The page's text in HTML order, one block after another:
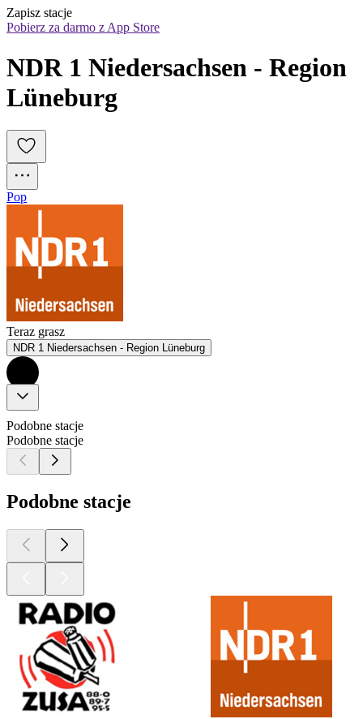
Zapisz stacje
Pobierz za darmo z App Store
NDR 1 Niedersachsen - Region
Lüneburg
Pop
Teraz grasz
NDR 1 Niedersachsen - Region Lüneburg
Podobne stacje
Podobne stacje
Podobne stacje